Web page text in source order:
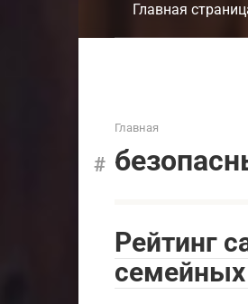
Главная
Главная
Рейтинг
семейных